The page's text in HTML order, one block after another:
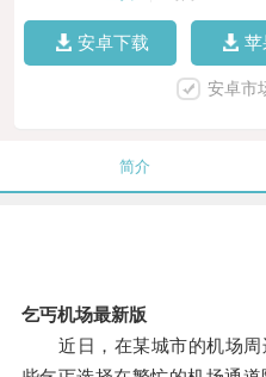
安卓下载 苹
安卓市
简介
乞丐机场最新版
近日，在某城市的机场周